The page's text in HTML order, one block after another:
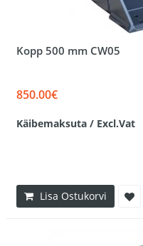
Kopp 500 mm CW05
850.00€
Käibemaksuta / Excl.Vat
Lisa Ostukorvi